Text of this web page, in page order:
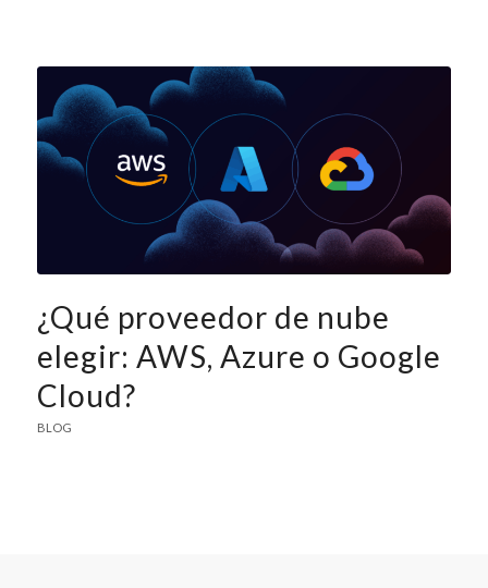
¿Qué proveedor de nube
elegir: AWS, Azure o Google
Cloud?
BLOG